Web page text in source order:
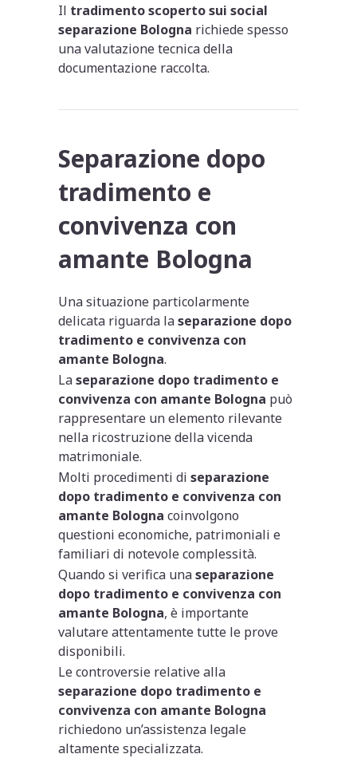
Il tradimento scoperto sui social
separazione Bologna richiede spesso
una valutazione tecnica della
documentazione raccolta.
Separazione dopo
tradimento e
convivenza con
amante Bologna
Una situazione particolarmente
delicata riguarda laseparazione dopo
tradimento e convivenza con
amante Bologna.
Laseparazione dopo tradimento e
convivenza con amante Bologna può
rappresentare un elemento rilevante
nella ricostruzione della vicenda
matrimoniale.
Molti procedimenti diseparazione
dopo tradimento e convivenza con
amante Bologna coinvolgono
questioni economiche, patrimoniali e
familiari di notevole complessità.
Quando si verifica unaseparazione
dopo tradimento e convivenza con
amante Bologna, è importante
valutare attentamente tutte le prove
disponibili.
Le controversie relative alla
separazione dopo tradimento e
convivenza con amante Bologna
richiedono un’assistenza legale
altamente specializzata.